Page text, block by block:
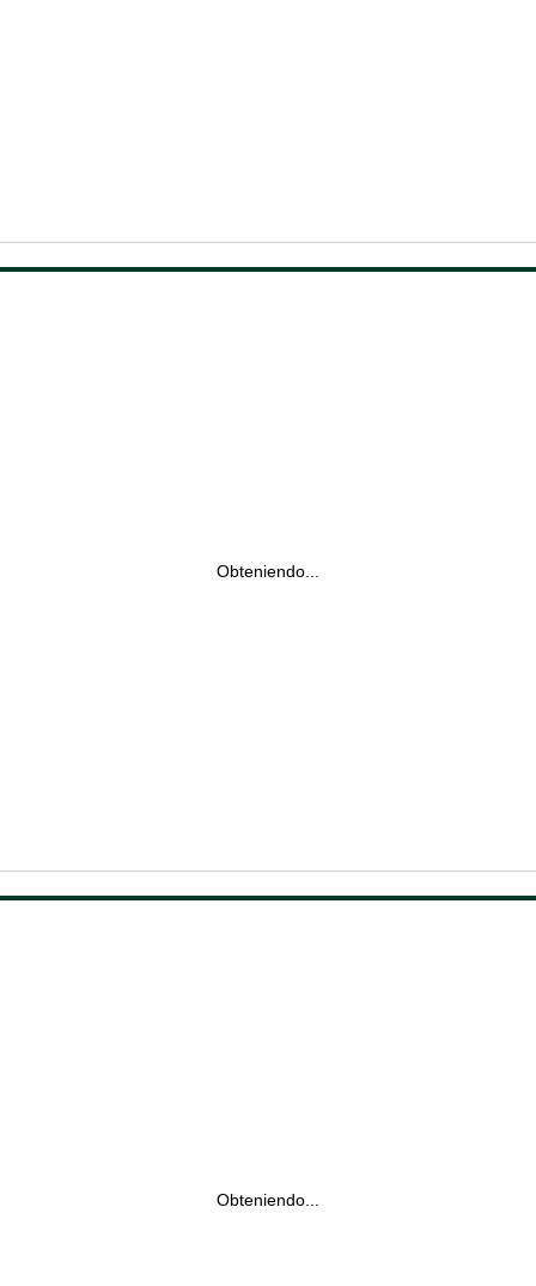
Obteniendo...
Obteniendo...